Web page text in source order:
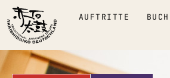
AUFTRITTE